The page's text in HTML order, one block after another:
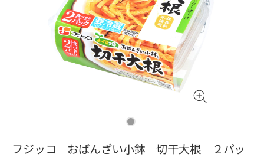
フジッコ おばんざい小鉢 切干大根 ２パッ